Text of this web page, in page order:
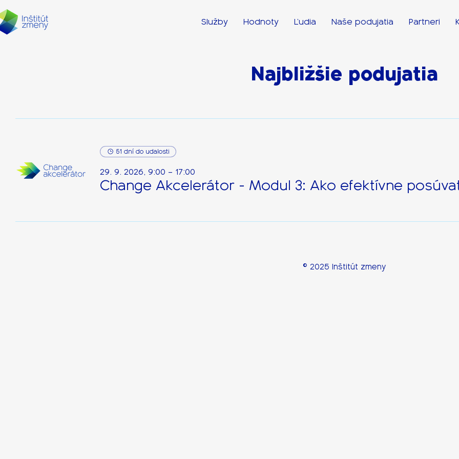
Služby Hodnoty Ľudia Naše podujatia Partneri
Najbližšie podujatia
51 dní do udalosti
29. 9. 2026, 9:00 – 17:00
© 2025 Inštitút zmeny